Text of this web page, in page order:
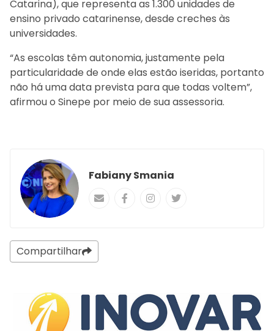
Catarina), que representa as 1.300 unidades de
ensino privado catarinense, desde creches às
universidades.
“As escolas têm autonomia, justamente pela
particularidade de onde elas estão iseridas, portanto
não há uma data prevista para que todas voltem”,
afirmou o Sinepe por meio de sua assessoria.
Fabiany Smania
Compartilhar